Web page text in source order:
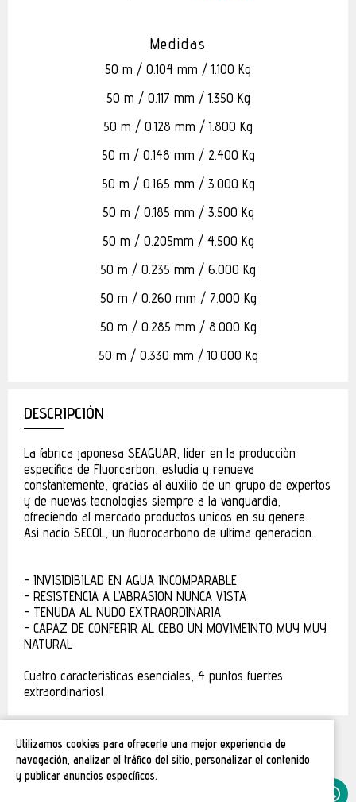
Utilizamos cookies para ofrecerle una mejor experiencia de
navegación, analizar el tráfico del sitio, personalizar el contenido
y publicar anuncios específicos.
Medidas
50 m / 0.104 mm / 1.100 Kg
50 m / 0.117 mm / 1.350 Kg
50 m / 0.128 mm / 1.800 Kg
50 m / 0.148 mm / 2.400 Kg
50 m / 0.165 mm / 3.000 Kg
50 m / 0.185 mm / 3.500 Kg
50 m / 0.205mm / 4.500 Kg
50 m / 0.235 mm / 6.000 Kg
50 m / 0.260 mm / 7.000 Kg
50 m / 0.285 mm / 8.000 Kg
50 m / 0.330 mm / 10.000 Kg
DESCRIPCIÓN
La fabrica japonesa SEAGUAR, lider en la producciòn
especifica de Fluorcarbon, estudia y renueva
constantemente, gracias al auxilio de un grupo de expertos
y de nuevas tecnologias siempre a la vanguardia,
ofreciendo al mercado productos unicos en su genere.
Asi nacio SECOL, un fluorocarbono de ultima generacion.
- INVISIDIBILAD EN AGUA INCOMPARABLE
- RESISTENCIA A L’ABRASION NUNCA VISTA
- TENUDA AL NUDO EXTRAORDINARIA
- CAPAZ DE CONFERIR AL CEBO UN MOVIMEINTO MUY MUY
NATURAL
Cuatro caracteristicas esenciales, 4 puntos fuertes
extraordinarios!